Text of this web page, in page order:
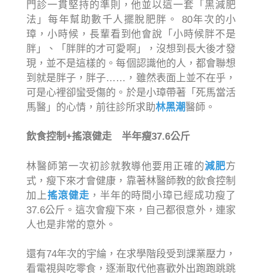
門診一貫堅持的準則，他並以這一套「黑減肥
法」每年幫助數千人擺脫肥胖。 80年次的小
璋，小時候，長輩看到他會說「小時候胖不是
胖」、「胖胖的才可愛啊」，沒想到長大後才發
現，並不是這樣的。每個認識他的人，都會聯想
到就是胖子，胖子……，雖然表面上並不在乎，
可是心裡卻蠻受傷的。於是小璋帶著「死馬當活
馬醫」的心情，前往診所求助林黑潮醫師。
飲食控制+搖滾健走 半年瘦37.6公斤
林醫師第一次初診就教導他要用正確的減肥方
式，瘦下來才會健康，靠著林醫師教的飲食控制
加上搖滾健走 ，半年的時間小璋已經成功瘦了
37.6公斤。這次會瘦下來，自己都很意外，連家
人也是非常的意外。
還有74年次的宇綸，在求學階段受到課業壓力，
看電視與吃零食，逐漸取代他喜歡外出跑跑跳跳